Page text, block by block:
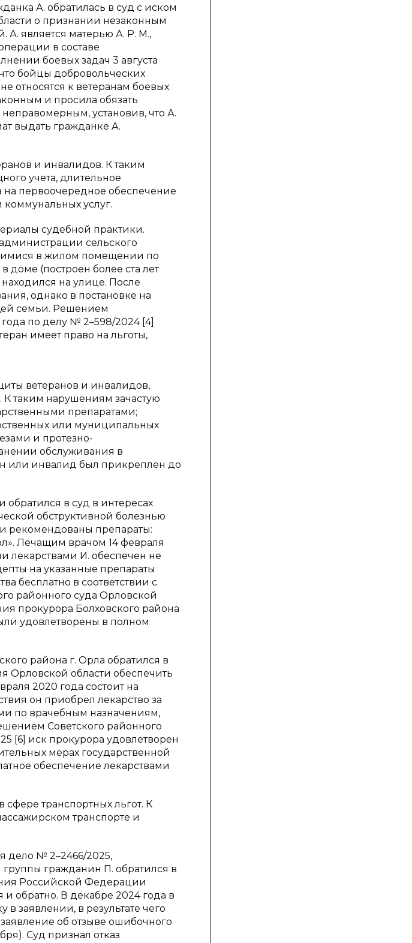
А. обратилась в суд с иском
о признании незаконным
А. является матерью А. Р. М.,
в составе
боевых задач 3 августа
бойцы добровольческих
относятся к ветеранам боевых
и просила обязать
установив, что А.
выдать гражданке А.
и инвалидов. К таким
учета, длительное
первоочередное обеспечение
услуг.
судебной практики.
сельского
в жилом помещении по
(построен более ста лет
находился на улице. После
однако в постановке на
семьи. Решением
по делу № 2–598/2024 [4]
имеет право на льготы,
ветеранов и инвалидов,
таким нарушениям зачастую
препаратами;
или муниципальных
и протезно-
обслуживания в
или инвалид был прикреплен до
в суд в интересах
обструктивной болезнью
рекомендованы препараты:
Лечащим врачом 14 февраля
лекарствами И. обеспечен не
на указанные препараты
бесплатно в соответствии с
районного суда Орловской
прокурора Болховского района
удовлетворены в полном
района г. Орла обратился в
Орловской области обеспечить
2020 года состоит на
он приобрел лекарство за
по врачебным назначениям,
Советского районного
[6] иск прокурора удовлетворен
мерах государственной
обеспечение лекарствами
транспортных льгот. К
транспорте и
дело № 2–2466/2025,
гражданин П. обратился в
Российской Федерации
обратно. В декабре 2024 года в
заявлении, в результате чего
об отзыве ошибочного
Суд признал отказ